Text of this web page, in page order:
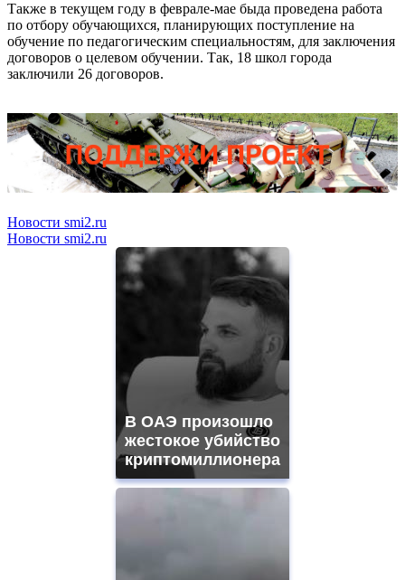
Также в текущем году в феврале-мае быда проведена работа
по отбору обучающихся, планирующих поступление на
обучение по педагогическим специальностям, для заключения
договоров о целевом обучении. Так, 18 школ города
заключили 26 договоров.
Новости smi2.ru
Новости smi2.ru
В ОАЭ произошло
жестокое убийство
криптомиллионера